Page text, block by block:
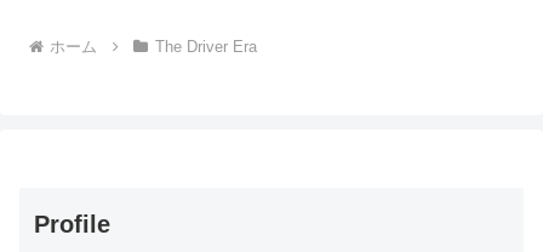
ホーム The Driver Era
Profile